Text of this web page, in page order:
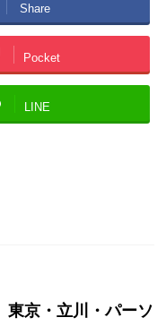
Share
Pocket
LINE
東京・立川・パーソ